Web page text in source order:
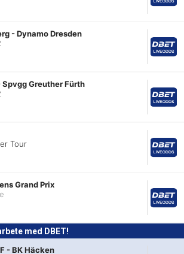
-Dynamo Dresden
Spvgg Greuther Fürth
Tour
Grand Prix
med DBET!
-BK Häcken